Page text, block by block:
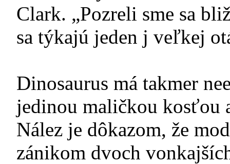
Clark. „Pozreli sme sa
sa týkajú jeden j veľkej
Dinosaurus má takmer
jedinou maličkou kosťou
Nález je dôkazom, že
zánikom dvoch